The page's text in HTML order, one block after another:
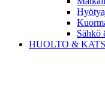
Sähkö
HUOLTO &